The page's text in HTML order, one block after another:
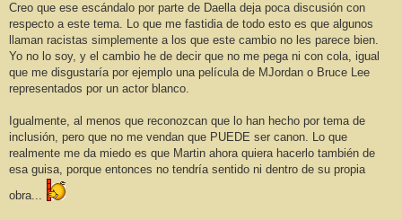
Creo que ese escándalo por parte de Daella deja poca discusión con
respecto a este tema. Lo que me fastidia de todo esto es que algunos
llaman racistas simplemente a los que este cambio no les parece bien.
Yo no lo soy, y el cambio he de decir que no me pega ni con cola, igual
que me disgustaría por ejemplo una película de MJordan o Bruce Lee
representados por un actor blanco.
Igualmente, al menos que reconozcan que lo han hecho por tema de
inclusión, pero que no me vendan que PUEDE ser canon. Lo que
realmente me da miedo es que Martin ahora quiera hacerlo también de
esa guisa, porque entonces no tendría sentido ni dentro de su propia
obra...